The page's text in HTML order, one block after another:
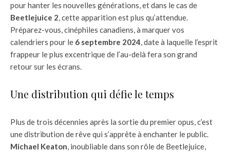
pour hanter les nouvelles générations, et dans le cas de
Beetlejuice 2, cette apparition est plus qu’attendue.
Préparez-vous, cinéphiles canadiens, à marquer vos
calendriers pour le 6 septembre 2024, date à laquelle l’esprit
frappeur le plus excentrique de l’au-delà fera son grand
retour sur les écrans.
Une distribution qui défie le temps
Plus de trois décennies après la sortie du premier opus, c’est
une distribution de rêve qui s’apprête à enchanter le public.
Michael Keaton, inoubliable dans son rôle de Beetlejuice,